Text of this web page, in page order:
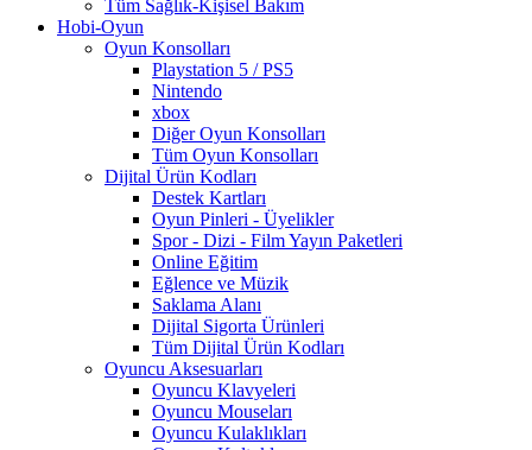
Tüm Sağlık-Kişisel Bakım
Hobi-Oyun
Oyun Konsolları
Playstation 5 / PS5
Nintendo
xbox
Diğer Oyun Konsolları
Tüm Oyun Konsolları
Dijital Ürün Kodları
Destek Kartları
Oyun Pinleri - Üyelikler
Spor - Dizi - Film Yayın Paketleri
Online Eğitim
Eğlence ve Müzik
Saklama Alanı
Dijital Sigorta Ürünleri
Tüm Dijital Ürün Kodları
Oyuncu Aksesuarları
Oyuncu Klavyeleri
Oyuncu Mouseları
Oyuncu Kulaklıkları